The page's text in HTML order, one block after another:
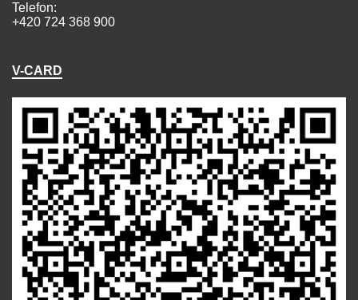
Telefon:
+420 724 368 900
V-CARD